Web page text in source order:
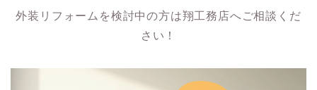
外装リフォームを検討中の方は翔工務店へご相談くだ
さい！